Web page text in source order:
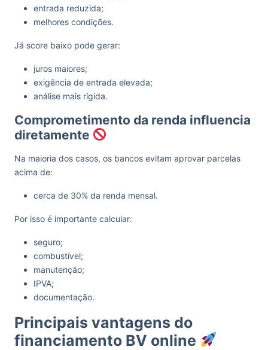
entrada reduzida;
melhores condições.
Já score baixo pode gerar:
juros maiores;
exigência de entrada elevada;
análise mais rígida.
Comprometimento da renda influencia
diretamente
Na maioria dos casos, os bancos evitam aprovar parcelas
acima de:
cerca de 30% da renda mensal.
Por isso é importante calcular:
seguro;
combustível;
manutenção;
IPVA;
documentação.
Principais vantagens do
financiamento BV online